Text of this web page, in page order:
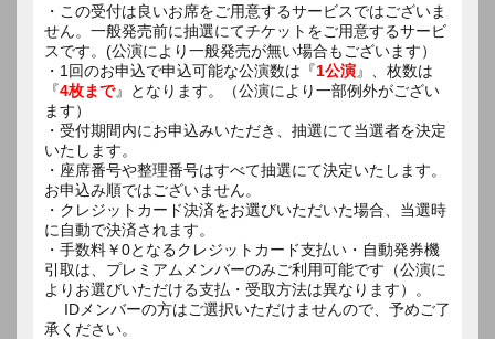
・この受付は良いお席をご用意するサービスではございま
せん。一般発売前に抽選にてチケットをご用意するサービ
スです。(公演により一般発売が無い場合もございます）
・1回のお申込で申込可能な公演数は『1公演』、枚数は
『4枚まで』となります。（公演により一部例外がござい
ます）
・受付期間内にお申込みいただき、抽選にて当選者を決定
いたします。
・座席番号や整理番号はすべて抽選にて決定いたします。
お申込み順ではございません。
・クレジットカード決済をお選びいただいた場合、当選時
に自動で決済されます。
・手数料￥0となるクレジットカード支払い・自動発券機
引取は、プレミアムメンバーのみご利用可能です（公演に
よりお選びいただける支払・受取方法は異なります）。
IDメンバーの方はご選択いただけませんので、予めご了
承ください。